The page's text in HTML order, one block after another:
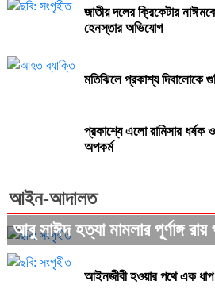
জাতীয় দলের ক্রিকেটার
হেনস্তার অভিযোগ
মতিঝিলে প্রকাশ্য দিবালোকে
প্রকাশ্যে এলো রামিসার ধর্ষক
অপকর্ম
আইন-আদালত
আবু সাঈদ হত্যা মামলার পূর্ণাঙ্গ
আইনজীবী হওয়ার পথে এক